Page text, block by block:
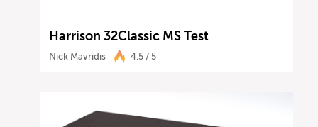
Harrison 32Classic MS Test
Nick Mavridis 4.5 / 5